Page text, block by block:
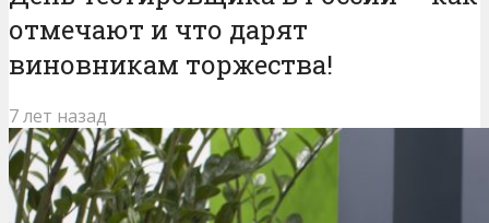
отмечают и что дарят
виновникам торжества!
7 лет назад